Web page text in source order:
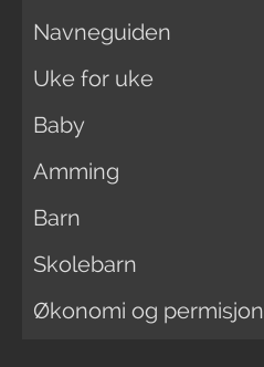
Navneguiden
Uke for uke
Baby
Amming
Barn
Skolebarn
Økonomi og permisjon